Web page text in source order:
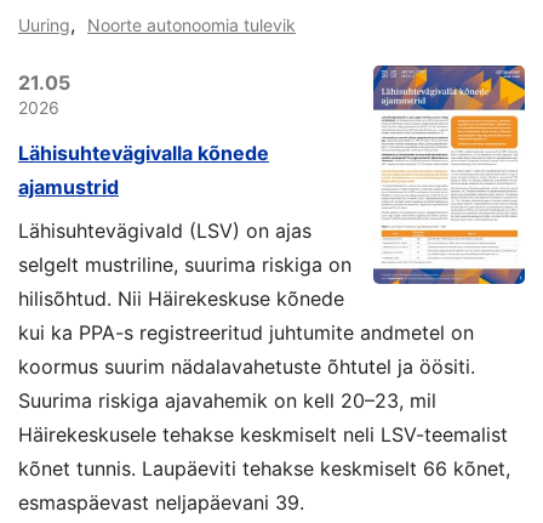
Uuring, Noorte autonoomia tulevik
21.05
2026
Lähisuhtevägivalla kõnede
ajamustrid
Lähisuhtevägivald (LSV) on ajas
selgelt mustriline, suurima riskiga on
hilisõhtud. Nii Häirekeskuse kõnede
kui ka PPA-s registreeritud juhtumite andmetel on
koormus suurim nädalavahetuste õhtutel ja öösiti.
Suurima riskiga ajavahemik on kell 20–23, mil
Häirekeskusele tehakse keskmiselt neli LSV-teemalist
kõnet tunnis. Laupäeviti tehakse keskmiselt 66 kõnet,
esmaspäevast neljapäevani 39.